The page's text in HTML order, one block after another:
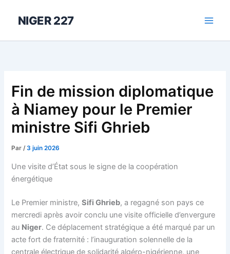
NIGER 227
Fin de mission diplomatique
à Niamey pour le Premier
ministre Sifi Ghrieb
Par/3 juin 2026
Une visite d’État sous le signe de la coopération
énergétique
Le Premier ministre,Sifi Ghrieb, a regagné son pays ce
mercredi après avoir conclu une visite officielle d’envergure
au Niger. Ce déplacement stratégique a été marqué par un
acte fort de fraternité : l’inauguration solennelle de la
centrale électrique de solidarité algéro-nigérienne, une